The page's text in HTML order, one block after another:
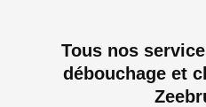
Tous nos
débouchage et